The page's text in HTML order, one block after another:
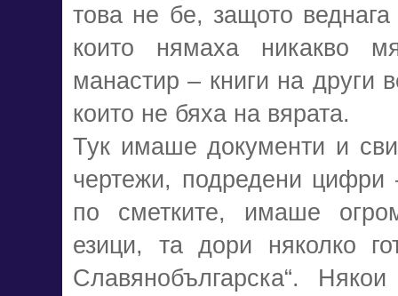
това не бе, защото
които нямаха никакво
манастир – книги на други
които не бяха на вярата.
Тук имаше документи и
чертежи, подредени цифри
по сметките, имаше
езици, та дори няколко
Славянобългарска“.